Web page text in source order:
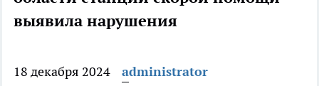
выявила нарушения
18 декабря 2024 administrator